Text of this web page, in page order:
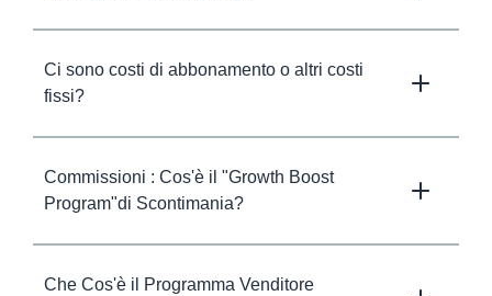
Ci sono costi di abbonamento o altri costi
fissi?
Commissioni : Cos'è il "Growth Boost
Program"di Scontimania?
Che Cos'è il Programma Venditore